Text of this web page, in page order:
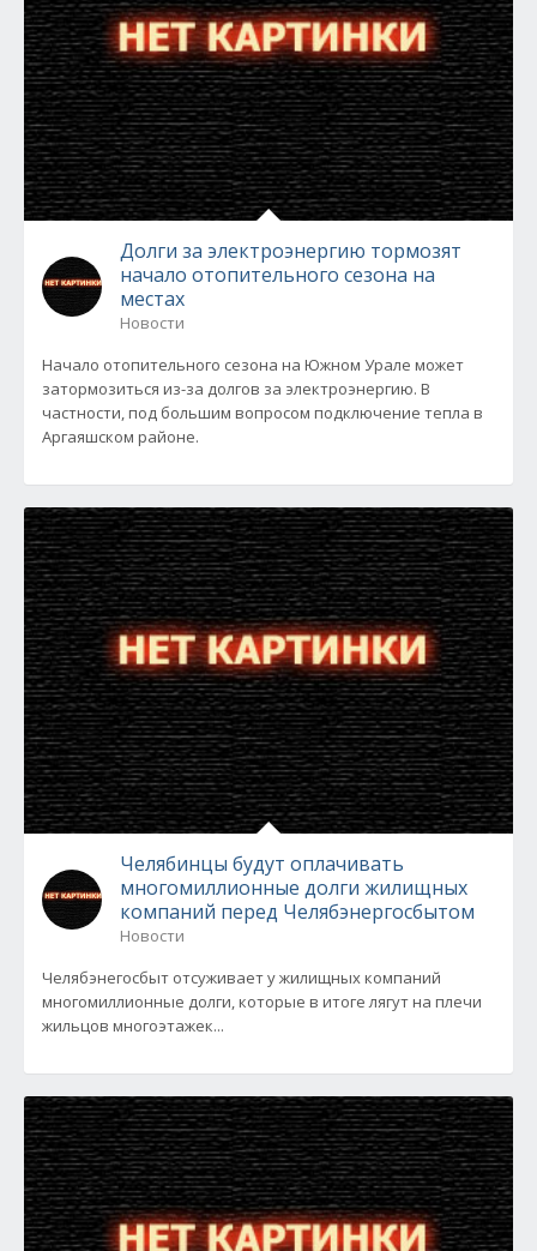
Долги за электроэнергию тормозят
начало отопительного сезона на
местах
Новости
Начало отопительного сезона на Южном Урале может
затормозиться из-за долгов за электроэнергию. В
частности, под большим вопросом подключение тепла в
Аргаяшском районе.
Челябинцы будут оплачивать
многомиллионные долги жилищных
компаний перед Челябэнергосбытом
Новости
Челябэнегосбыт отсуживает у жилищных компаний
многомиллионные долги, которые в итоге лягут на плечи
жильцов многоэтажек...